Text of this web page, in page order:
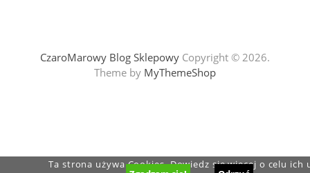
CzaroMarowy Blog SklepowyCopyright © 2026.
Theme by MyThemeShop
Ta strona używa Cookies. Dowiedz się więcej o celu